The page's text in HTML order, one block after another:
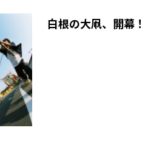
白根の大凧、開幕！